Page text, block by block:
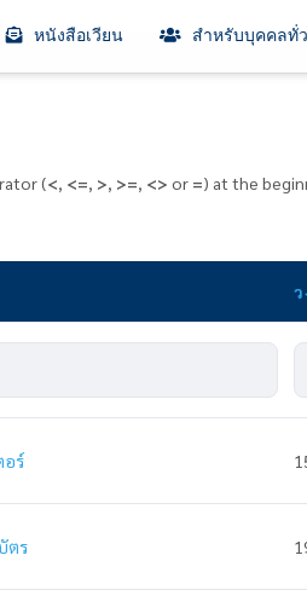
หนังสือเวียน สำหรับบุคคลทั่
(<, <=, >, >=, <> or =) at the
อร์
ตร